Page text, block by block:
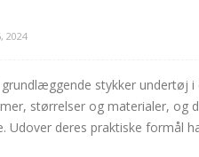
2024
stykker undertøj
størrelser og materialer, og
Udover deres praktiske formål